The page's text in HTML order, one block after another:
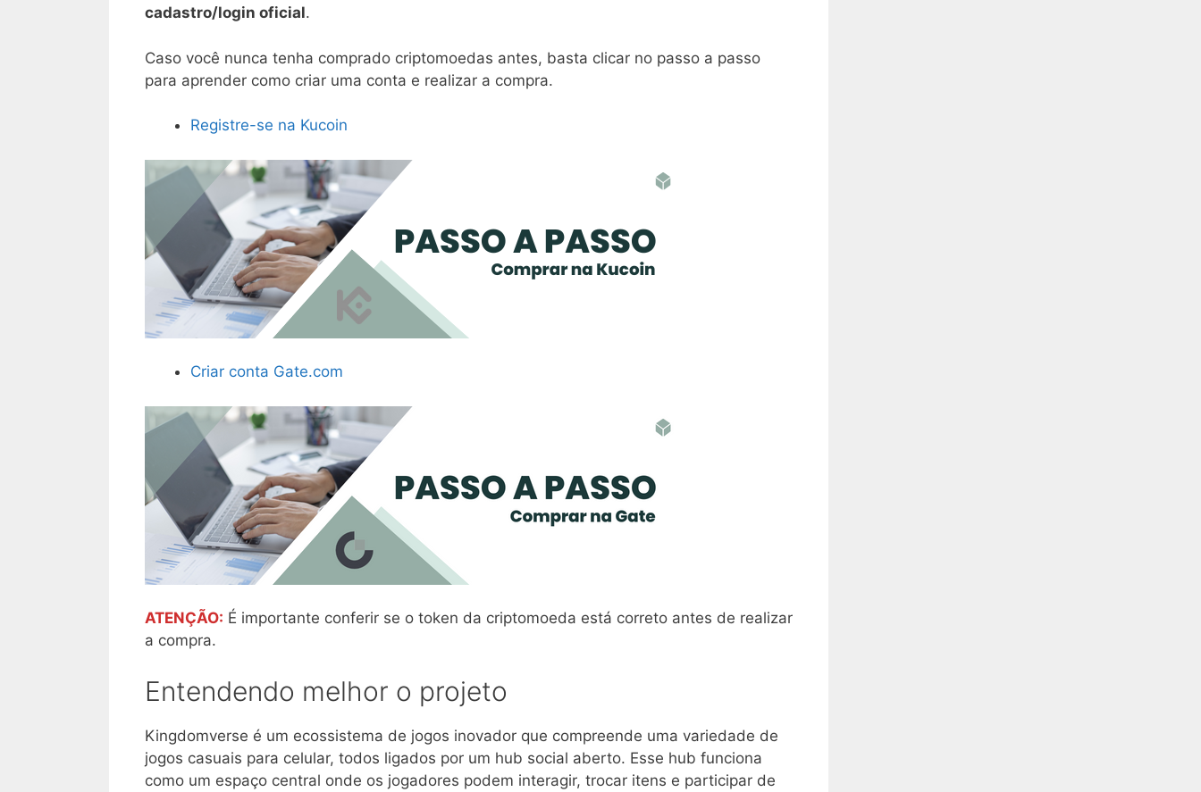
cadastro/login oficial.
Caso você nunca tenha comprado criptomoedas antes, basta clicar no passo a passo
para aprender como criar uma conta e realizar a compra.
Registre-se na Kucoin
Criar conta Gate.com
ATENÇÃO: É importante conferir se o token da criptomoeda está correto antes de realizar
a compra.
Entendendo melhor o projeto
Kingdomverse é um ecossistema de jogos inovador que compreende uma variedade de
jogos casuais para celular, todos ligados por um hub social aberto. Esse hub funciona
como um espaço central onde os jogadores podem interagir, trocar itens e participar de